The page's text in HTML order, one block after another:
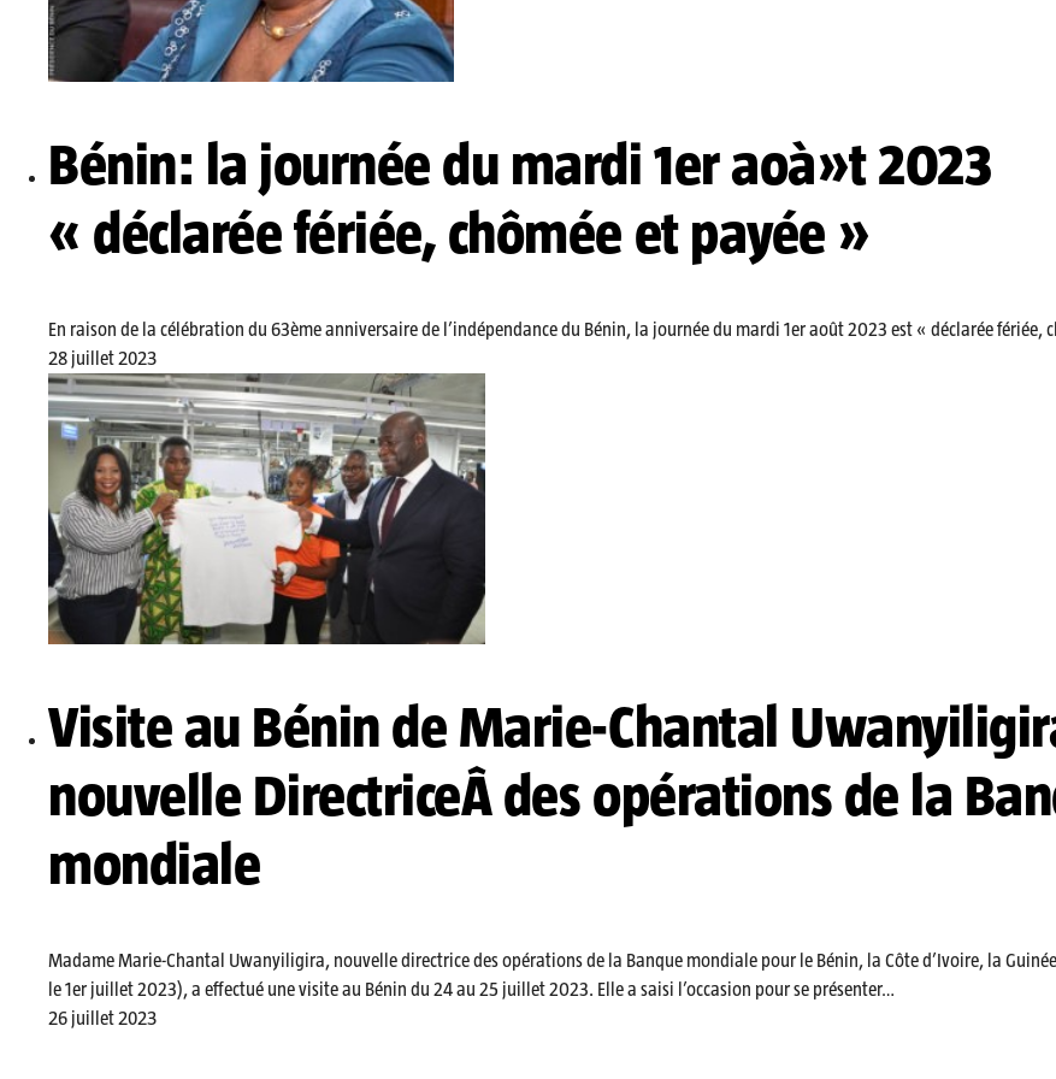
Bénin: la journée du mardi 1er aoà»t 2023
« déclarée fériée, chômée et payée »
En raison de la célébration du 63ème anniversaire de l’indépendance du Bénin, la journée du mardi 1er août 2023 est « déclarée fériée,
28 juillet 2023
Visite au Bénin de Marie-Chantal
nouvelle DirectriceÂ des opérations de la
mondiale
Madame Marie-Chantal Uwanyiligira, nouvelle directrice des opérations de la Banque mondiale pour le Bénin, la Côte d’Ivoire, la
le 1er juillet 2023), a effectué une visite au Bénin du 24 au 25 juillet 2023. Elle a saisi l’occasion pour se présenter…
26 juillet 2023